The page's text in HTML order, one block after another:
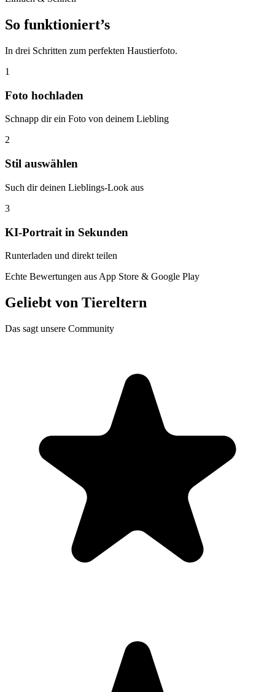
So funktioniert’s
In drei Schritten zum perfekten Haustierfoto.
1
Foto hochladen
Schnapp dir ein Foto von deinem Liebling
2
Stil auswählen
Such dir deinen Lieblings-Look aus
3
KI-Portrait in Sekunden
Runterladen und direkt teilen
Echte Bewertungen aus App Store & Google Play
Geliebt von Tiereltern
Das sagt unsere Community